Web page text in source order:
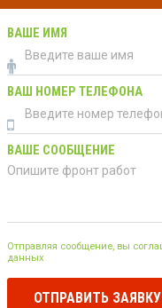
ВАШЕ ИМЯ
ВАШ НОМЕР ТЕЛЕФОНА
ВАШЕ СООБЩЕНИЕ
Отправляя сообщение, вы
данных
ОТПРАВИТЬ ЗАЯВКУ